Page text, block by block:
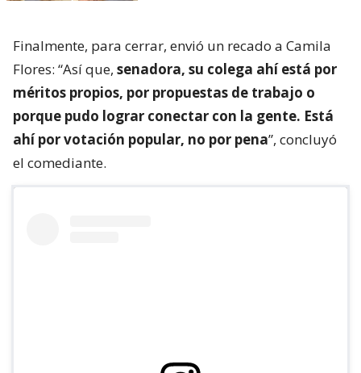
Finalmente, para cerrar, envió un recado a Camila
Flores: “Así que, senadora, su colega ahí está por
méritos propios, por propuestas de trabajo o
porque pudo lograr conectar con la gente. Está
ahí por votación popular, no por pena”, concluyó
el comediante.